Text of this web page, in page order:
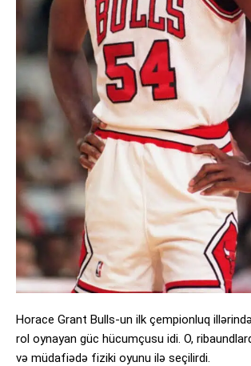
Horace Grant Bulls-un ilk çempionluq
rol oynayan güc hücumçusu idi. O,
və müdafiədə fiziki oyunu ilə seçilirdi.